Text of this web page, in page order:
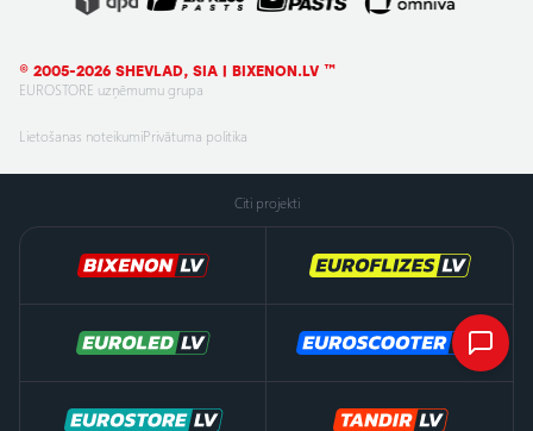
© 2005-2026 SHEVLAD, SIA | BIXENON.LV ™
EUROSTORE uzņēmumu grupa
Lietošanas noteikumiPrivātuma politika
Citi projekti